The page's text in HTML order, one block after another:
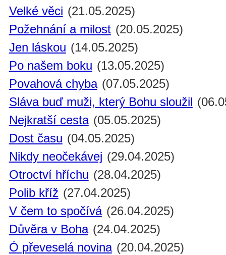
Velké věci (21.05.2025)
Požehnání a milost (20.05.2025)
Jen láskou (14.05.2025)
Po našem boku (13.05.2025)
Povahová chyba (07.05.2025)
Sláva buď muži, který Bohu sloužil
Nejkratší cesta (05.05.2025)
Dost času (04.05.2025)
Nikdy neočekávej (29.04.2025)
Otroctví hříchu (28.04.2025)
Polib kříž (27.04.2025)
V čem to spočívá (26.04.2025)
Důvěra v Boha (24.04.2025)
Ó převeselá novina (20.04.2025)